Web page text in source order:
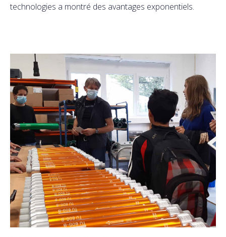
technologies a montré des avantages exponentiels.